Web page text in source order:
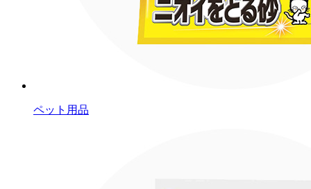
ペット用品